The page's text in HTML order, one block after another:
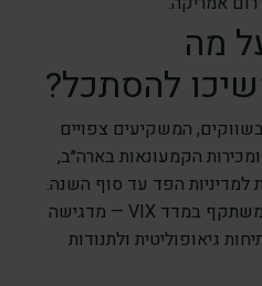
מה
להסתכל?
המשקיעים צפויים
הקמעונאות בארה״ב,
למדיניות הפד עד סוף השנה.
העלייה בתנודתיות — כפי שמשתקף במדד VIX — מדגישה
גיאופוליטית ולתנודות